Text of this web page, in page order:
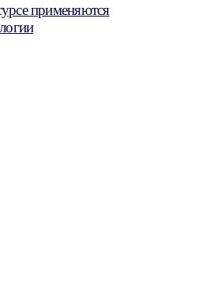
применяются